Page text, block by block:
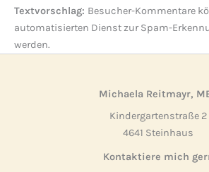
Textvorschlag: Besucher-Kommentare
automatisierten Dienst zur Spam-
werden.
Michaela Reitmayr,
Kindergartenstraße 2
4641 Steinhaus
Kontaktiere mich